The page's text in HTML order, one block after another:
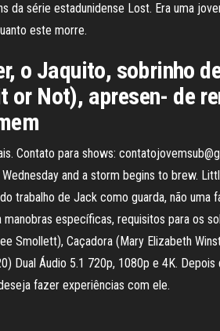
série estadunidense Lost. Era uma
este morre.
o Jaquito, sobrinho
or Not), apresen- de
Contato para shows:
and a storm begins to brew.
trabalho de Jack como guarda, não
específicas, requisitos para os
Smollett), Caçadora (Mary Elizabeth
Dual Áudio 5.1 720p, 1080p e 4K.
fazer experiências com ele.